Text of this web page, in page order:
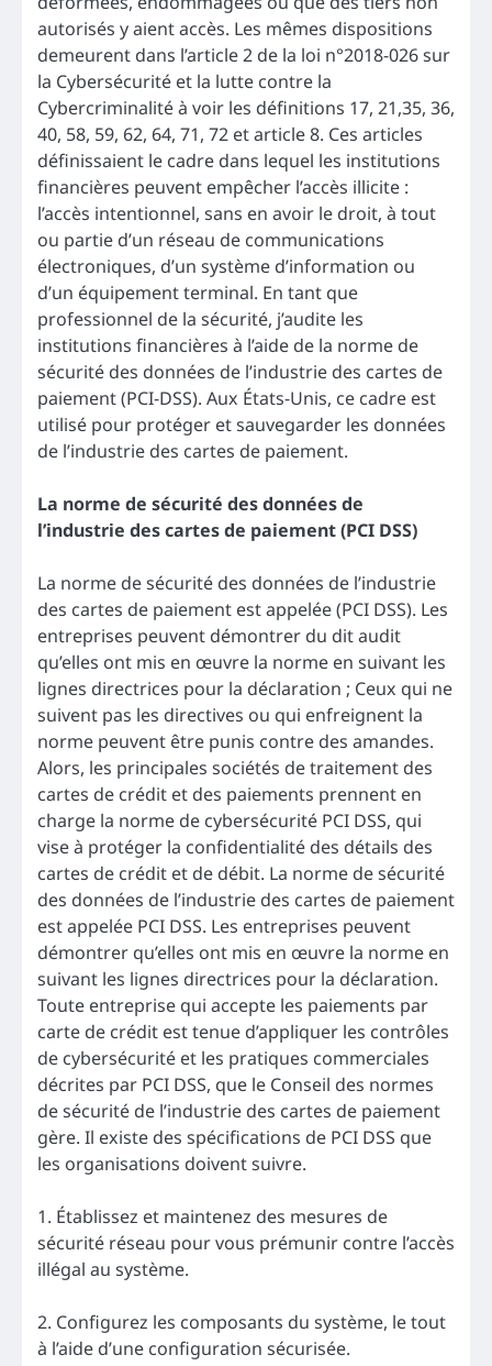
autorisés y aient accès. Les mêmes dispositions
demeurent dans l’article 2 de la loi n°2018-026 sur
la Cybersécurité et la lutte contre la
Cybercriminalité à voir les définitions 17, 21,35, 36,
40, 58, 59, 62, 64, 71, 72 et article 8. Ces articles
définissaient le cadre dans lequel les institutions
financières peuvent empêcher l’accès illicite :
l’accès intentionnel, sans en avoir le droit, à tout
ou partie d’un réseau de communications
électroniques, d’un système d’information ou
d’un équipement terminal. En tant que
professionnel de la sécurité, j’audite les
institutions financières à l’aide de la norme de
sécurité des données de l’industrie des cartes de
paiement (PCI-DSS). Aux États-Unis, ce cadre est
utilisé pour protéger et sauvegarder les données
de l’industrie des cartes de paiement.
La norme de sécurité des données de
l’industrie des cartes de paiement (PCI DSS)
La norme de sécurité des données de l’industrie
des cartes de paiement est appelée (PCI DSS). Les
entreprises peuvent démontrer du dit audit
qu’elles ont mis en œuvre la norme en suivant les
lignes directrices pour la déclaration ; Ceux qui ne
suivent pas les directives ou qui enfreignent la
norme peuvent être punis contre des amandes.
Alors, les principales sociétés de traitement des
cartes de crédit et des paiements prennent en
charge la norme de cybersécurité PCI DSS, qui
vise à protéger la confidentialité des détails des
cartes de crédit et de débit. La norme de sécurité
des données de l’industrie des cartes de paiement
est appelée PCI DSS. Les entreprises peuvent
démontrer qu’elles ont mis en œuvre la norme en
suivant les lignes directrices pour la déclaration.
Toute entreprise qui accepte les paiements par
carte de crédit est tenue d’appliquer les contrôles
de cybersécurité et les pratiques commerciales
décrites par PCI DSS, que le Conseil des normes
de sécurité de l’industrie des cartes de paiement
gère. Il existe des spécifications de PCI DSS que
les organisations doivent suivre.
1. Établissez et maintenez des mesures de
sécurité réseau pour vous prémunir contre l’accès
illégal au système.
2. Configurez les composants du système, le tout
à l’aide d’une configuration sécurisée.